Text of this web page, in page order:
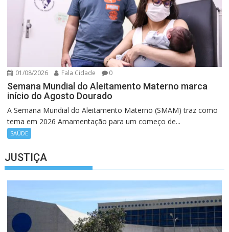
01/08/2026 Fala Cidade 0
Semana Mundial do Aleitamento Materno marca
início do Agosto Dourado
A Semana Mundial do Aleitamento Materno (SMAM) traz como
tema em 2026 Amamentação para um começo de...
SAÚDE
JUSTIÇA